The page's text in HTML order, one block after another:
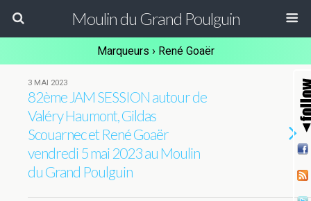
Moulin du Grand Poulguin
Marqueurs › René Goaër
3 MAI 2023
82ème JAM SESSION autour de
Valéry Haumont, Gildas
Scouarnec et René Goaër
vendredi 5 mai 2023 au Moulin
du Grand Poulguin